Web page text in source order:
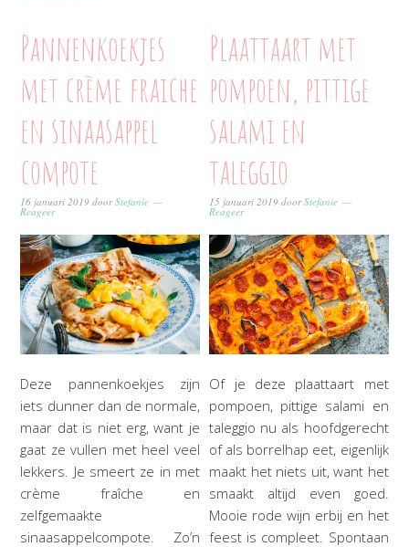
Pannenkoekjes
met crème fraiche
en sinaasappel
compote
16 januari 2019 doorStefanie
Reageer
Deze pannenkoekjes zijn
iets dunner dan de normale,
maar dat is niet erg, want je
gaat ze vullen met heel veel
lekkers. Je smeert ze in met
crème fraîche en
zelfgemaakte
sinaasappelcompote. Zo’n
Plaattaart met
pompoen, pittige
salami en
taleggio
15 januari 2019 doorStefanie
Reageer
Of je deze plaattaart met
pompoen, pittige salami en
taleggio nu als hoofdgerecht
of als borrelhap eet, eigenlijk
maakt het niets uit, want het
smaakt altijd even goed.
Mooie rode wijn erbij en het
feest is compleet. Spontaan